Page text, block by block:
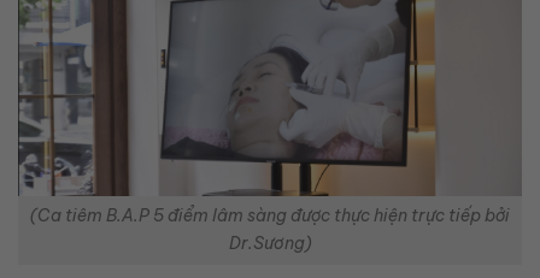
(Ca tiêm B.A.P 5 điểm lâm sàng được thực hiện trực tiếp bởi
Dr.Sương)